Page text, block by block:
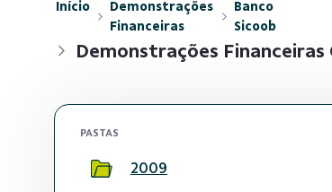
Início
Demonstrações
Financeiras
Banco
Sicoob
Demonstrações
PASTAS
2009